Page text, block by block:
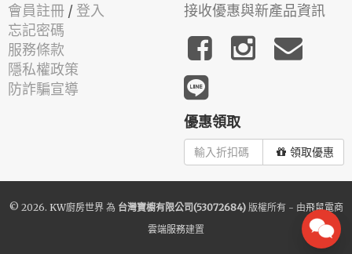
會員註冊 / 登入
忘記密碼
服務條款
隱私權政策
防詐騙宣導
接收優惠與新產品資訊
優惠領取
領取優惠
© 2026. KW廚房世界為 台灣寶櫥有限公司(53072684)版權所有 - 由飛鼠電商
雲端服務建置